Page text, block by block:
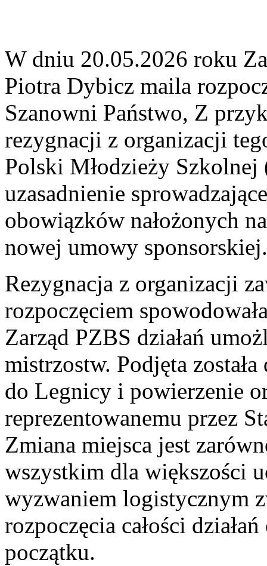
W dniu 20.05.2026 roku
Piotra Dybicz maila
Szanowni Państwo, Z
rezygnacji z organizacji
Polski Młodzieży Szkolnej
uzasadnienie
obowiązków nałożonych
nowej umowy sponsorskiej.
Rezygnacja z organizacji
rozpoczęciem
Zarząd PZBS działań
mistrzostw. Podjęta
do Legnicy i powierzenie
reprezentowanemu przez
Zmiana miejsca jest
wszystkim dla większości
wyzwaniem logistycznym
rozpoczęcia całości
początku.